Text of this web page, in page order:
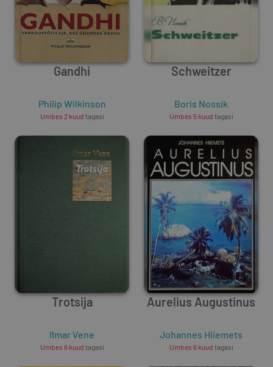
Gandhi
Philip Wilkinson
Umbes 2 kuud tagasi
Schweitzer
Boris Nossik
Umbes 5 kuud tagasi
Trotsija
Ilmar Vene
Umbes 6 kuud tagasi
Aurelius Augustinus
Johannes Hiiemets
Umbes 6 kuud tagasi